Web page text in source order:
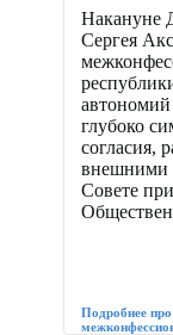
Накануне
Сергея
автономий
глубоко
согласия,
внешними
Совете
Подробнее